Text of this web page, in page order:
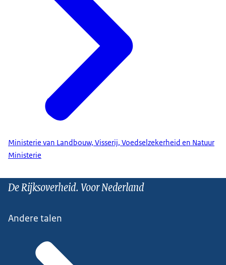
Ministerie van Landbouw, Visserij, Voedselzekerheid en Natuur
Ministerie
De Rijksoverheid. Voor Nederland
Andere talen